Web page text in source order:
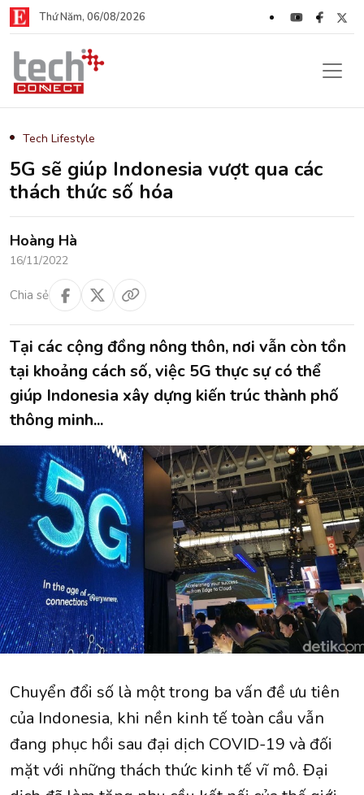
Thứ Năm, 06/08/2026
Tech Lifestyle
5G sẽ giúp Indonesia vượt qua các
thách thức số hóa
Hoàng Hà
16/11/2022
Chia sẻ
Tại các cộng đồng nông thôn, nơi vẫn còn tồn
tại khoảng cách số, việc 5G thực sự có thể
giúp Indonesia xây dựng kiến ​​trúc thành phố
thông minh...
Chuyển đổi số là một trong ba vấn đề ưu tiên
của Indonesia, khi nền kinh tế toàn cầu vẫn
đang phục hồi sau đại dịch COVID-19 và đối
mặt với những thách thức kinh tế vĩ mô. Đại